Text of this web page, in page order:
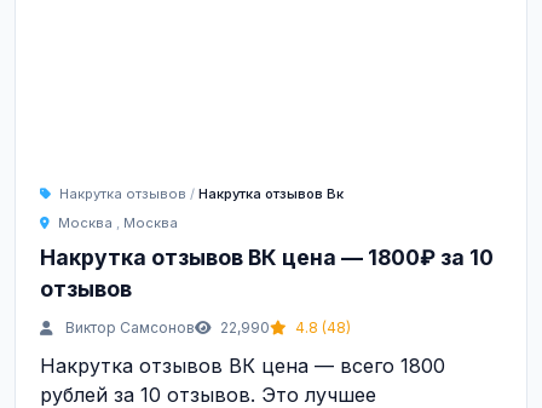
Накрутка отзывов / Накрутка отзывов Вк
Москва , Москва
Накрутка отзывов ВК цена — 1800₽ за 10
отзывов
Виктор Самсонов 22,990 4.8 (48)
Накрутка отзывов ВК цена — всего 1800
рублей за 10 отзывов. Это лучшее